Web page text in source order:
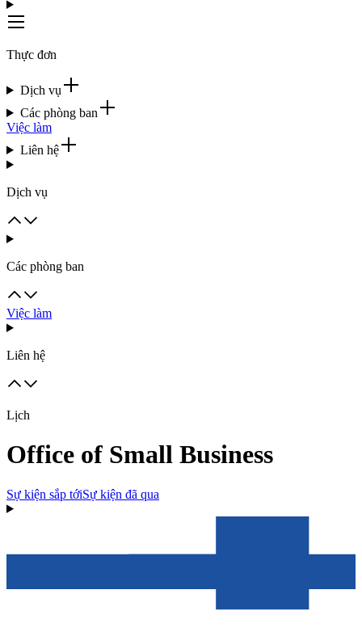
Thực đơn
Dịch vụ
Các phòng ban
Việc làm
Liên hệ
Dịch vụ
Các phòng ban
Việc làm
Liên hệ
Lịch
Office of Small Business
Sự kiện sắp tớiSự kiện đã qua